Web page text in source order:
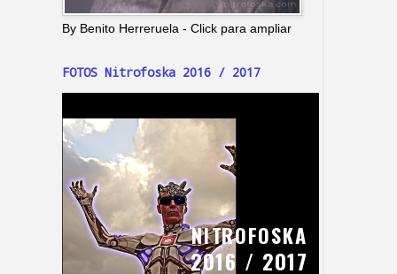
By Benito Herreruela - Click para ampliar
FOTOS Nitrofoska 2016 / 2017